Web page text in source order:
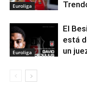
Euroliga
Euroliga
El
está
un